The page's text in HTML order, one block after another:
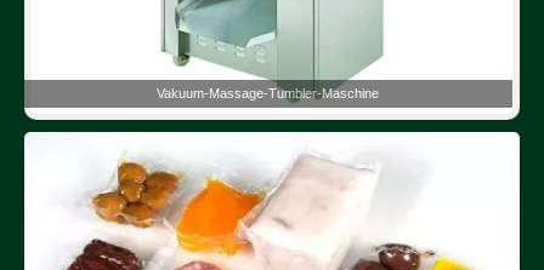
Vakuum-Massage-Tumbler-Maschine